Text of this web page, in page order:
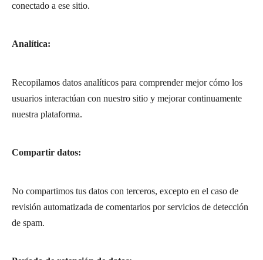
conectado a ese sitio.
Analítica:
Recopilamos datos analíticos para comprender mejor cómo los
usuarios interactúan con nuestro sitio y mejorar continuamente
nuestra plataforma.
Compartir datos:
No compartimos tus datos con terceros, excepto en el caso de
revisión automatizada de comentarios por servicios de detección
de spam.